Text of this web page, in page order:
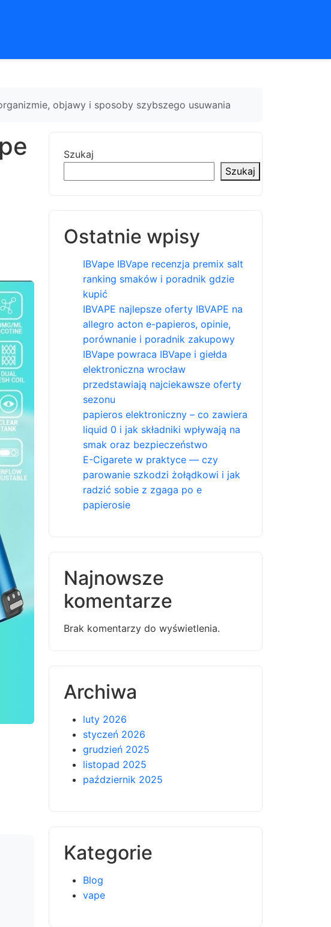
objawy i sposoby szybszego usuwania
Szukaj
Szukaj
Ostatnie wpisy
IBVape IBVape recenzja premix salt
ranking smaków i poradnik gdzie
kupić
IBVAPE najlepsze oferty IBVAPE na
allegro acton e-papieros, opinie,
porównanie i poradnik zakupowy
IBVape powraca IBVape i giełda
elektroniczna wrocław
przedstawiają najciekawsze oferty
sezonu
papieros elektroniczny – co zawiera
liquid 0 i jak składniki wpływają na
smak oraz bezpieczeństwo
E-Cigarete w praktyce — czy
parowanie szkodzi żołądkowi i jak
radzić sobie z zgaga po e
papierosie
Najnowsze
komentarze
Brak komentarzy do wyświetlenia.
Archiwa
luty 2026
styczeń 2026
grudzień 2025
listopad 2025
październik 2025
Kategorie
Blog
vape